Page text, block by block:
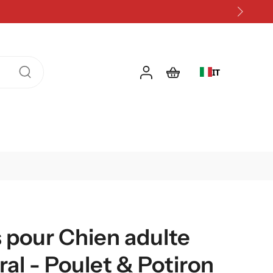
IT
Chien adulte
- Poulet & Potiron